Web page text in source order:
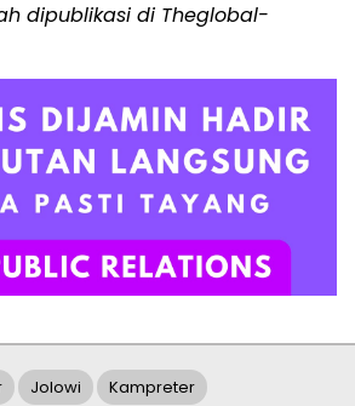
dipublikasi di Theglobal-
Jolowi Kampreter